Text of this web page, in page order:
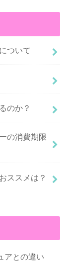
ついて
のか？
の消費期限
ススメは？
アとの違い